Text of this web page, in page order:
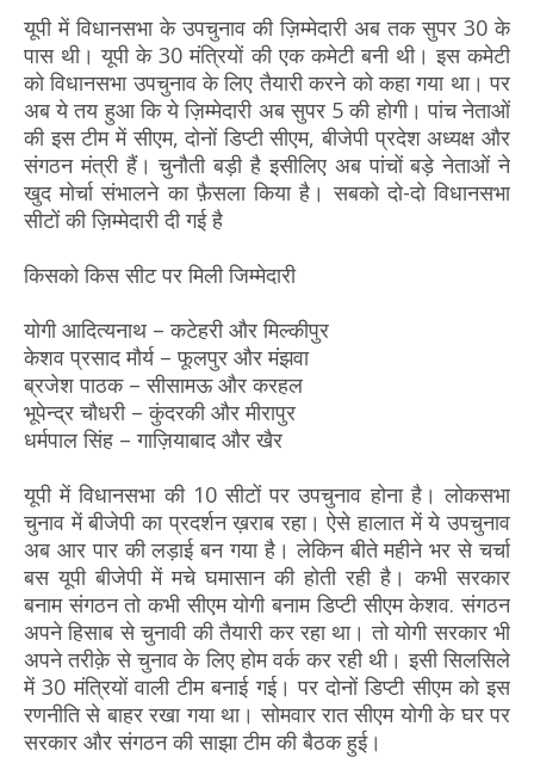
यूपी में विधानसभा के उपचुनाव की ज़िम्मेदारी अब तक सुपर 30 के
पास थी। यूपी के 30 मंत्रियों की एक कमेटी बनी थी। इस कमेटी
को विधानसभा उपचुनाव के लिए तैयारी करने को कहा गया था। पर
अब ये तय हुआ कि ये ज़िम्मेदारी अब सुपर 5 की होगी। पांच नेताओं
की इस टीम में सीएम, दोनों डिप्टी सीएम, बीजेपी प्रदेश अध्यक्ष और
संगठन मंत्री हैं। चुनौती बड़ी है इसीलिए अब पांचों बड़े नेताओं ने
खुद मोर्चा संभालने का फ़ैसला किया है। सबको दो-दो विधानसभा
सीटों की ज़िम्मेदारी दी गई है
किसको किस सीट पर मिली जिम्मेदारी
योगी आदित्यनाथ – कटेहरी और मिल्कीपुर
केशव प्रसाद मौर्य – फूलपुर और मंझवा
ब्रजेश पाठक – सीसामऊ और करहल
भूपेन्द्र चौधरी – कुंदरकी और मीरापुर
धर्मपाल सिंह – गाज़ियाबाद और खैर
यूपी में विधानसभा की 10 सीटों पर उपचुनाव होना है। लोकसभा
चुनाव में बीजेपी का प्रदर्शन ख़राब रहा। ऐसे हालात में ये उपचुनाव
अब आर पार की लड़ाई बन गया है। लेकिन बीते महीने भर से चर्चा
बस यूपी बीजेपी में मचे घमासान की होती रही है। कभी सरकार
बनाम संगठन तो कभी सीएम योगी बनाम डिप्टी सीएम केशव. संगठन
अपने हिसाब से चुनावी की तैयारी कर रहा था। तो योगी सरकार भी
अपने तरीक़े से चुनाव के लिए होम वर्क कर रही थी। इसी सिलसिले
में 30 मंत्रियों वाली टीम बनाई गई। पर दोनों डिप्टी सीएम को इस
रणनीति से बाहर रखा गया था। सोमवार रात सीएम योगी के घर पर
सरकार और संगठन की साझा टीम की बैठक हुई।